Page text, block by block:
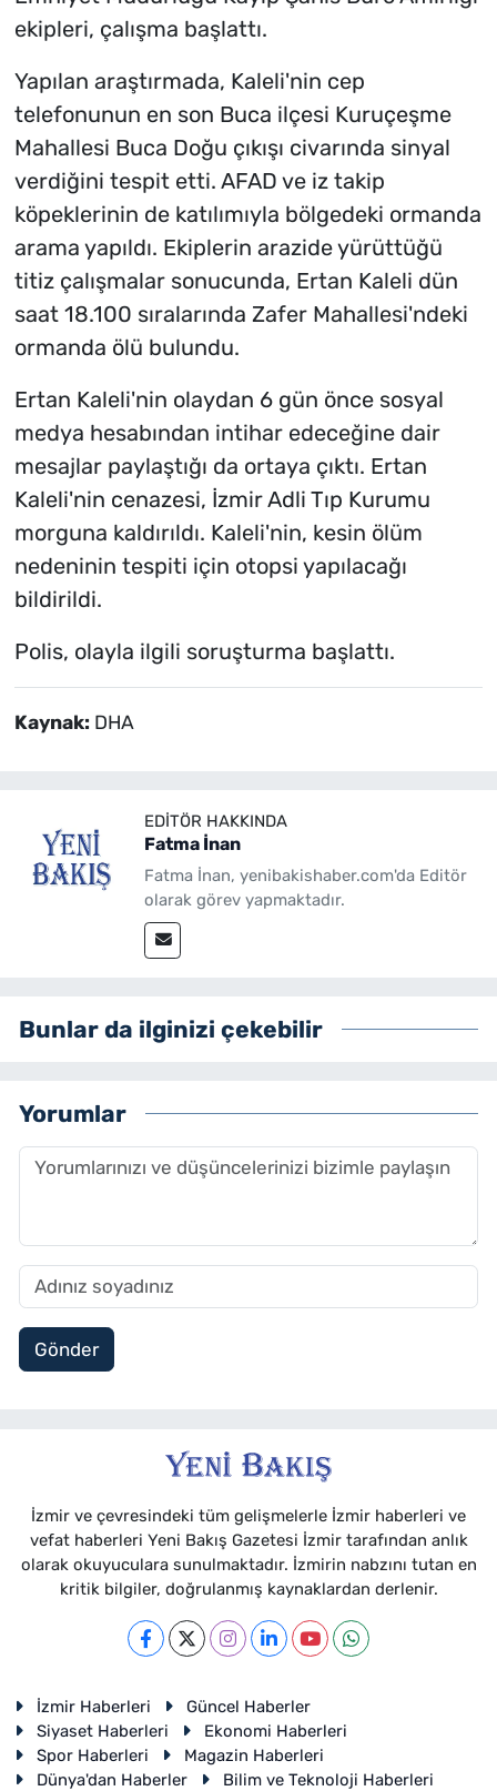
ekipleri, çalışma başlattı.
Yapılan araştırmada, Kaleli'nin cep
telefonunun en son Buca ilçesi Kuruçeşme
Mahallesi Buca Doğu çıkışı civarında sinyal
verdiğini tespit etti. AFAD ve iz takip
köpeklerinin de katılımıyla bölgedeki ormanda
arama yapıldı. Ekiplerin arazide yürüttüğü
titiz çalışmalar sonucunda, Ertan Kaleli dün
saat 18.100 sıralarında Zafer Mahallesi'ndeki
ormanda ölü bulundu.
Ertan Kaleli'nin olaydan 6 gün önce sosyal
medya hesabından intihar edeceğine dair
mesajlar paylaştığı da ortaya çıktı. Ertan
Kaleli'nin cenazesi, İzmir Adli Tıp Kurumu
morguna kaldırıldı. Kaleli'nin, kesin ölüm
nedeninin tespiti için otopsi yapılacağı
bildirildi.
Polis, olayla ilgili soruşturma başlattı.
Kaynak: DHA
EDITÖR HAKKINDA
Fatma İnan
Fatma İnan, yenibakishaber.com'da Editör
olarak görev yapmaktadır.
Bunlar da ilginizi çekebilir
Yorumlar
Gönder
İzmir ve çevresindeki tüm gelişmelerle İzmir haberleri ve
vefat haberleri Yeni Bakış Gazetesi İzmir tarafından anlık
olarak okuyuculara sunulmaktadır. İzmirin nabzını tutan en
kritik bilgiler, doğrulanmış kaynaklardan derlenir.
İzmir Haberleri
Güncel Haberler
Siyaset Haberleri
Ekonomi Haberleri
Spor Haberleri
Magazin Haberleri
Dünya'dan Haberler
Bilim ve Teknoloji Haberleri